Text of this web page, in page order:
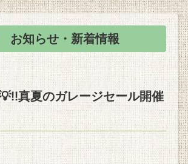
お知らせ・新着情報
真夏のガレージセール開催